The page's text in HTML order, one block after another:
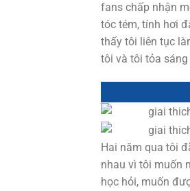
fans chấp nhận
tóc tém, tính hơi
thấy tôi liên tục
tôi và tôi tỏa
Hai năm qua tôi
nhau vì tôi muốn
học hỏi, muốn